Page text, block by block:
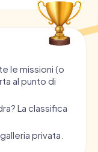
le missioni (o
al punto di
La classifica
privata.